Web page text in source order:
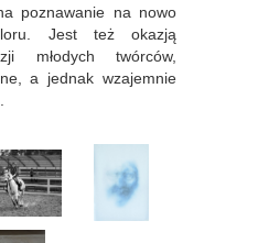
poznawanie na nowo
Jest też okazją
młodych twórców,
a jednak wzajemnie